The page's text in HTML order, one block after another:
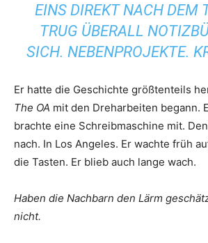
EINS DIREKT NACH DEM
TRUG ÜBERALL
SICH. NEBENPROJEKTE.
Er hatte die Geschichte größtenteils
The OA mit den Dreharbeiten begann.
brachte eine Schreibmaschine mit.
nach. In Los Angeles. Er wachte früh
die Tasten. Er blieb auch lange wach.
Haben die Nachbarn den Lärm
nicht.